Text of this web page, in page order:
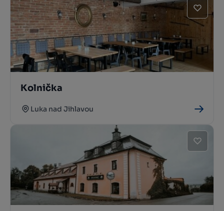
Kolnička
Luka nad Jihlavou